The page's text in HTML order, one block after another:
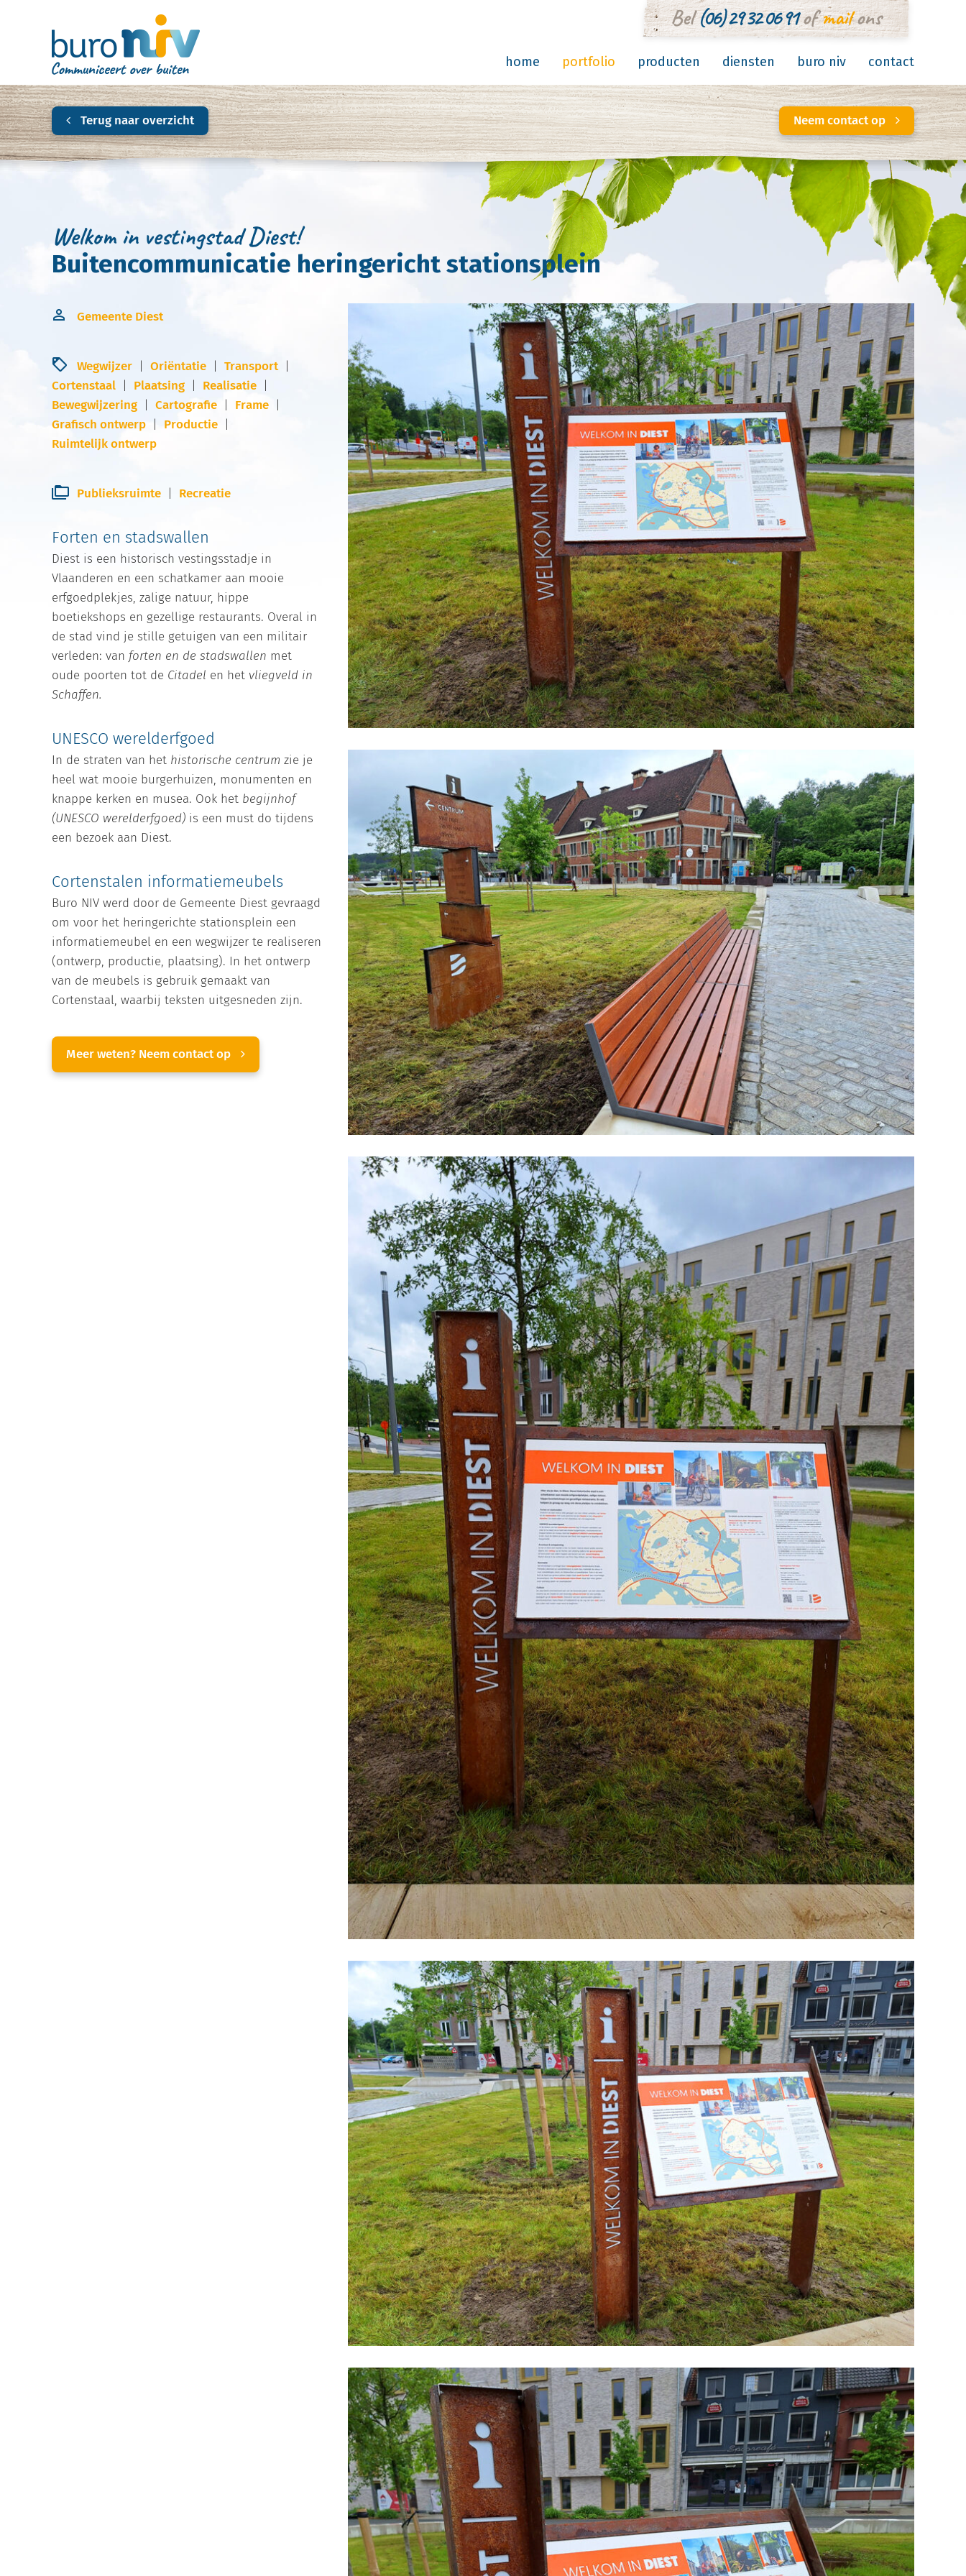
home portfolio producten diensten buro niv contact
Bel(06) 29 32 06 91ofmailons
Terug naar overzicht Neem contact op
Welkom in vestingstad Diest!
Buitencommunicatie heringericht stationsplein
Gemeente Diest
Wegwijzer Oriëntatie
Transport
Cortenstaal
Plaatsing
Realisatie
Bewegwijzering
Cartografie
Frame
Grafisch ontwerp
Productie
Ruimtelijk ontwerp
Publieksruimte Recreatie
Forten en stadswallen
Diest is een historisch vestingsstadje in
Vlaanderen en een schatkamer aan mooie
erfgoedplekjes, zalige natuur, hippe
boetiekshops en gezellige restaurants. Overal in
de stad vind je stille getuigen van een militair
verleden: van forten en de stadswallen met
oude poorten tot de Citadel en het vliegveld in
Schaffen.
UNESCO werelderfgoed
In de straten van het historische centrum zie je
heel wat mooie burgerhuizen, monumenten en
knappe kerken en musea. Ook het begijnhof
(UNESCO werelderfgoed) is een must do tijdens
een bezoek aan Diest.
Cortenstalen informatiemeubels
Buro NIV werd door de Gemeente Diest gevraagd
om voor het heringerichte stationsplein een
informatiemeubel en een wegwijzer te realiseren
(ontwerp, productie, plaatsing). In het ontwerp
van de meubels is gebruik gemaakt van
Cortenstaal, waarbij teksten uitgesneden zijn.
Meer weten? Neem contact op